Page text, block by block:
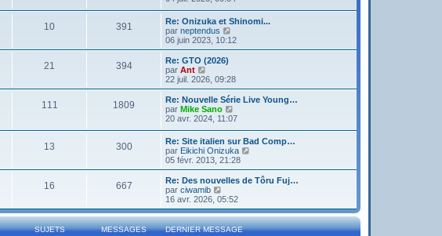
s
s
a
g
i
e
r
m
s
s
a
g
l
e
d
e
r
i
e
r
m
e
s
s
a
g
10 391
Re: Onizuka et Shinomi...
par neptendus
o
i
e
e
r
n
i
e
r
m
e
s
s
g
e
06 juin 2023, 10:12
21 394
Re: GTO (2026)
par Ant
o
i
r
l
e
e
r
n
i
e
r
m
e
s
s
a
22 juil. 2026, 09:28
111 1809
Re: Nouvelle Série Live Young…
par Mike Sano
o
l
e
d
r
i
e
r
m
20 avr. 2024, 11:07
13 300
Re: Site italien sur Bad Comp…
par Eikichi Onizuka
i
r
e
r
05 févr. 2013, 21:28
16 667
Re: Des nouvelles de Tôru Fuj…
par ciwamib
o
i
r
l
16 avr. 2026, 05:52
SUJETS MESSAGES DERNIER MESSAGE